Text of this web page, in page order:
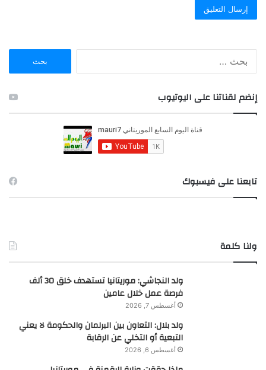
ن
:
إنضم لقناتنا على اليوتيوب
تابعنا على فيسبوك
ولنا كلمة
ولد النجاشي: موريتانيا تستهدف خلق 30 ألف
فرصة عمل خلال عامين
أغسطس 7, 2026
ولد بلال: التعاون بين البرلمان والحكومة لا يعني
التبعية أو التخلي عن الرقابة
أغسطس 6, 2026